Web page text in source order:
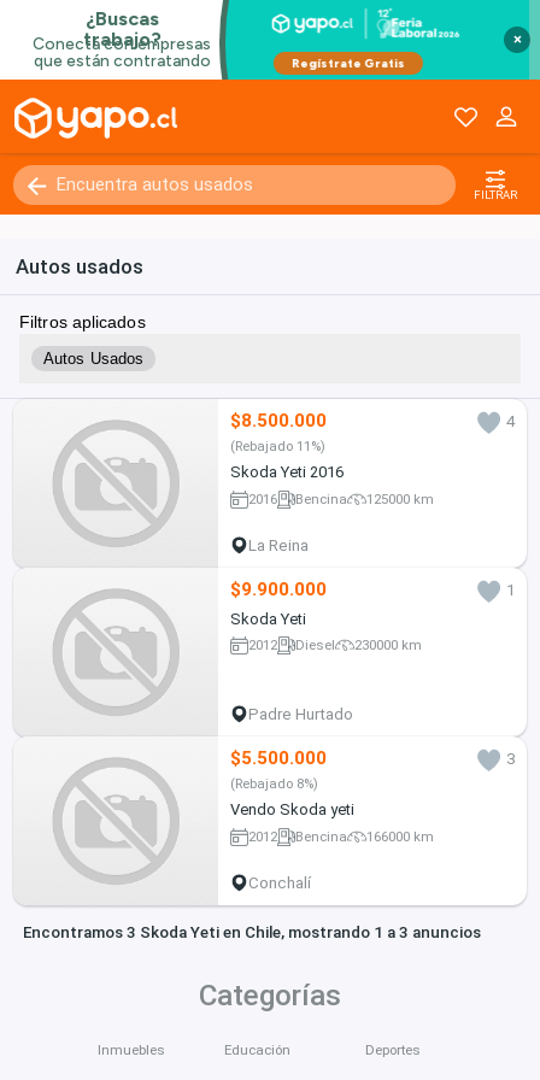
×
FILTRAR
Autos usados
Filtros aplicados
Autos Usados
$8.500.000 4
(Rebajado 11%)
Skoda Yeti 2016
2016 Bencina 125000 km
La Reina
$9.900.000
1
Skoda Yeti
2012 Diesel 230000 km
Padre Hurtado
$5.500.000 3
(Rebajado 8%)
Vendo Skoda yeti
2012 Bencina 166000 km
Conchalí
Encontramos 3 Skoda Yeti en Chile, mostrando 1 a 3 anuncios
Categorías
Inmuebles Educación Deportes